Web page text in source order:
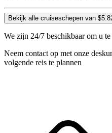
Bekijk alle cruiseschepen van
We zijn 24/7 beschikbaar om u te
Neem contact op met onze
volgende reis te plannen